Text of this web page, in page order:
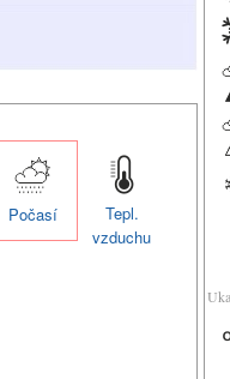
Tepl.
vzduchu
Počasí